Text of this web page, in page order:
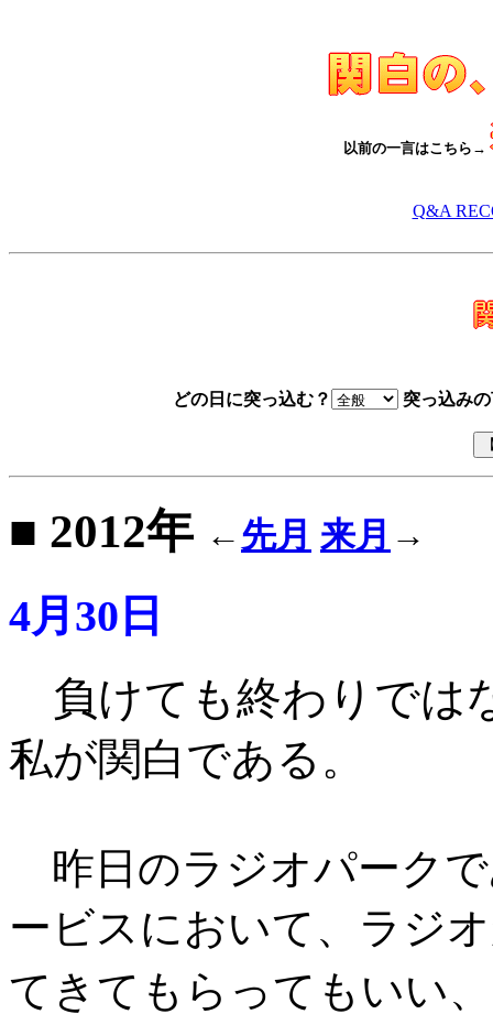
以前の一言はこちら→
Q&A
どの日に突っ込む？ 突っ込み
■ 2012年 ← 先月 来月 →
4月30日
負けても終わりで
私が関白である 。
昨日のラジオパーク
ービスにおいて、ラジ
てきてもらってもいい、